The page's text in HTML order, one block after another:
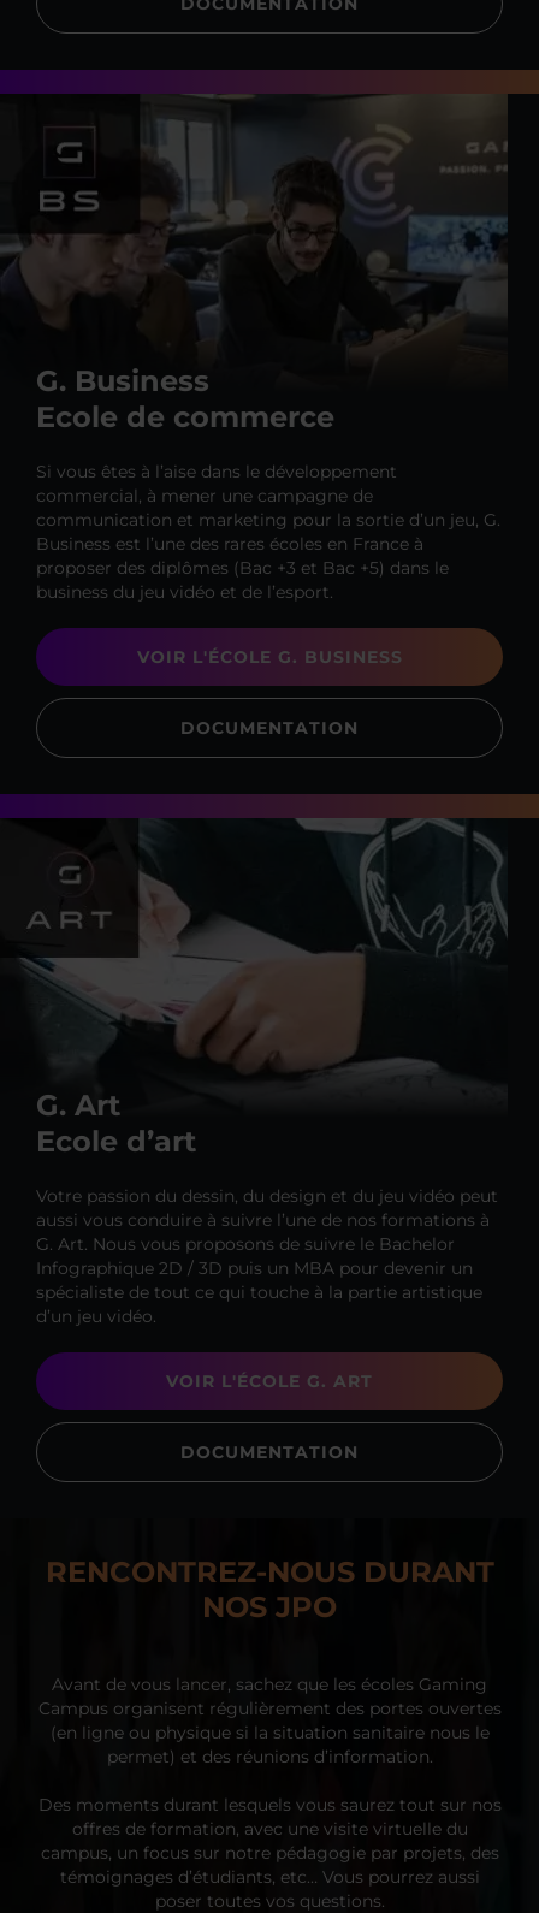
G. Business
Ecole de commerce
Si vous êtes à l’aise dans le développement
commercial, à mener une campagne de
communication et marketing pour la sortie d’un jeu, G.
Business est l’une des rares écoles en France à
proposer des diplômes (Bac +3 et Bac +5) dans le
business du jeu vidéo et de l’esport.
VOIR L'ÉCOLE G. BUSINESS
DOCUMENTATION
G. Art
Ecole d’art
Votre passion du dessin, du design et du jeu vidéo peut
aussi vous conduire à suivre l’une de nos formations à
G. Art. Nous vous proposons de suivre le Bachelor
Infographique 2D / 3D puis un MBA pour devenir un
spécialiste de tout ce qui touche à la partie artistique
d’un jeu vidéo.
VOIR L'ÉCOLE G. ART
DOCUMENTATION
RENCONTREZ-NOUS DURANT
NOS JPO
Avant de vous lancer, sachez que les écoles Gaming
Campus organisent régulièrement des portes ouvertes
(en ligne ou physique si la situation sanitaire nous le
permet) et des réunions d’information.
Des moments durant lesquels vous saurez tout sur nos
offres de formation, avec une visite virtuelle du
campus, un focus sur notre pédagogie par projets, des
témoignages d’étudiants, etc… Vous pourrez aussi
poser toutes vos questions.